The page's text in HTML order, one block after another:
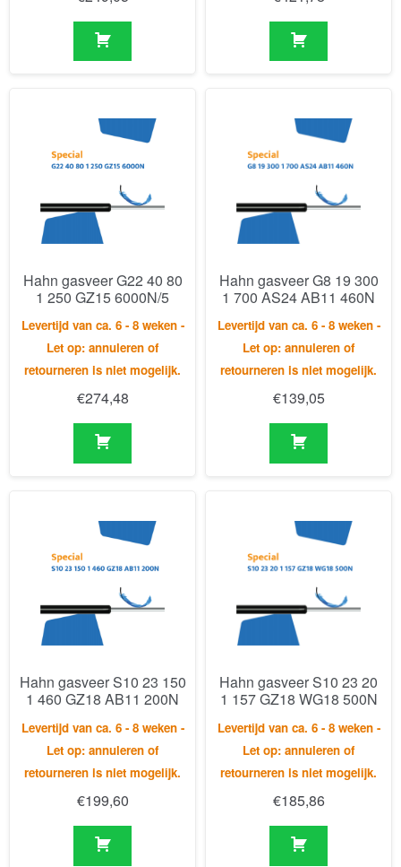
Hahn gasveer G22 40 80
1 250 GZ15 6000N/5
Levertijd van ca. 6 - 8 weken -
retourneren is niet mogelijk.
€274,48
Hahn gasveer G8 19 300
1 700 AS24 AB11 460N
Levertijd van ca. 6 - 8 weken -
retourneren is niet mogelijk.
€139,05
Hahn gasveer S10 23 150
1 460 GZ18 AB11 200N
Levertijd van ca. 6 - 8 weken -
retourneren is niet mogelijk.
Hahn gasveer S10 23 20
1 157 GZ18 WG18 500N
Levertijd van ca. 6 - 8 weken -
retourneren is niet mogelijk.